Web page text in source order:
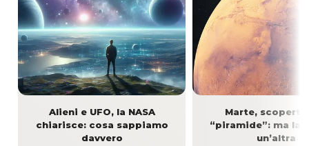
Alieni e UFO, la NASA
chiarisce: cosa sappiamo
davvero
Marte, scoperta
“piramide”: ma la
un’altra